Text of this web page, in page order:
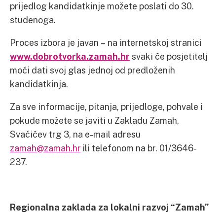
prijedlog kandidatkinje možete poslati do 30.
studenoga.
Proces izbora je javan – na internetskoj stranici
www.dobrotvorka.zamah.hr svaki će posjetitelj
moći dati svoj glas jednoj od predloženih
kandidatkinja.
Za sve informacije, pitanja, prijedloge, pohvale i
pokude možete se javiti u Zakladu Zamah,
Svačićev trg 3, na e-mail adresu
zamah@zamah.hr ili telefonom na br. 01/3646-
237.
Regionalna zaklada za lokalni razvoj “Zamah”